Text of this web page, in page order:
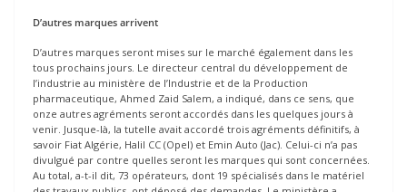
D’autres marques arrivent
D’autres marques seront mises sur le marché également dans les
tous prochains jours. Le directeur central du développement de
l’industrie au ministère de l’Industrie et de la Production
pharmaceutique, Ahmed Zaid Salem, a indiqué, dans ce sens, que
onze autres agréments seront accordés dans les quelques jours à
venir. Jusque-là, la tutelle avait accordé trois agréments définitifs, à
savoir Fiat Algérie, Halil CC (Opel) et Emin Auto (Jac). Celui-ci n’a pas
divulgué par contre quelles seront les marques qui sont concernées.
Au total, a-t-il dit, 73 opérateurs, dont 19 spécialisés dans le matériel